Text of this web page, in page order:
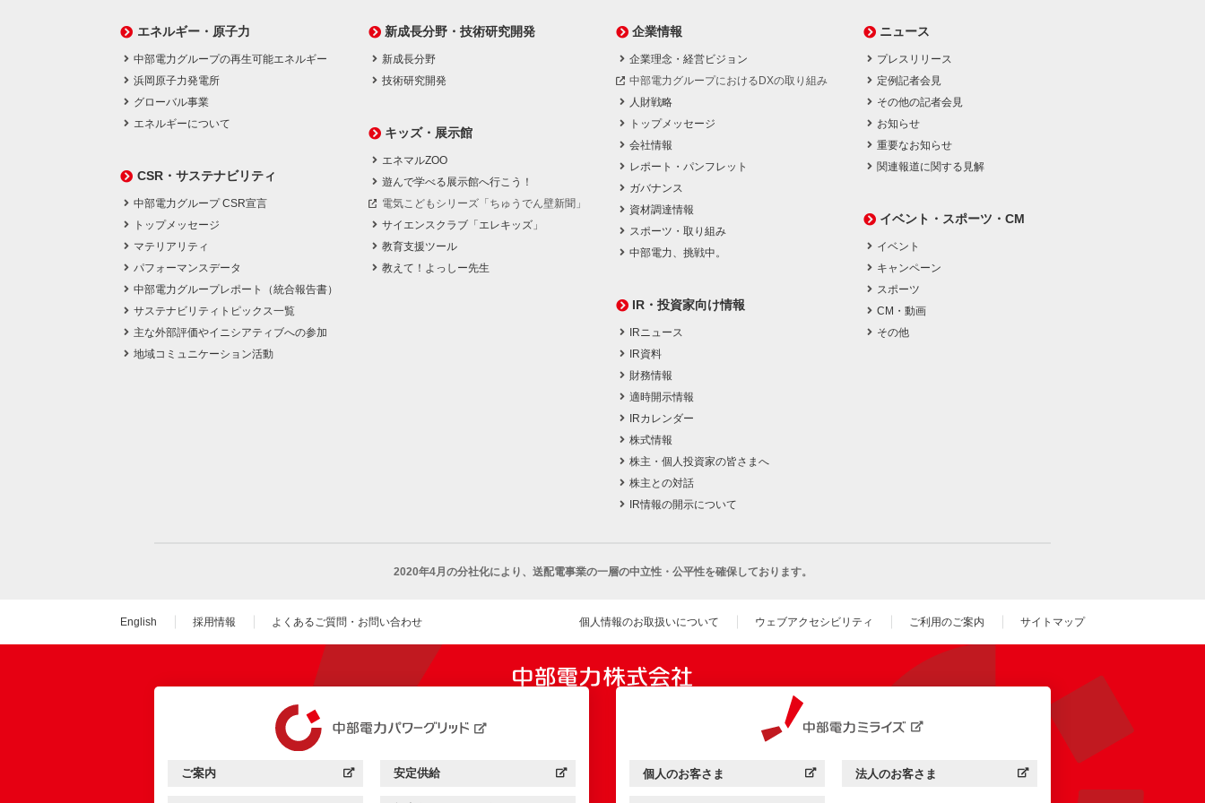
エネルギー・原子力
中部電力グループの再生可能エネルギー
浜岡原子力発電所
グローバル事業
エネルギーについて
CSR・サステナビリティ
中部電力グループ CSR宣言
トップメッセージ
マテリアリティ
パフォーマンスデータ
中部電力グループレポート（統合報告書）
サステナビリティトピックス一覧
主な外部評価やイニシアティブへの参加
地域コミュニケーション活動
新成長分野・技術研究開発
新成長分野
技術研究開発
キッズ・展示館
エネマルZOO
遊んで学べる展示館へ行こう！
電気こどもシリーズ「ちゅうでん壁新聞」
サイエンスクラブ「エレキッズ」
教育支援ツール
教えて！よっしー先生
企業情報
企業理念・経営ビジョン
中部電力グループにおけるDXの取り組み
人財戦略
トップメッセージ
会社情報
レポート・パンフレット
ガバナンス
資材調達情報
スポーツ・取り組み
中部電力、挑戦中。
IR・投資家向け情報
IRニュース
IR資料
財務情報
適時開示情報
IRカレンダー
株式情報
株主・個人投資家の皆さまへ
株主との対話
IR情報の開示について
ニュース
プレスリリース
定例記者会見
その他の記者会見
お知らせ
重要なお知らせ
関連報道に関する見解
イベント・スポーツ・CM
イベント
キャンペーン
スポーツ
CM・動画
その他
2020年4月の分社化により、 送配電事業の一層の中立性・公平性を確保しております。
English 採用情報 よくあるご質問・お問い合わせ 個人情報のお取扱いについて ウェブアクセシビリティ ご利用のご案内 サイトマップ
中部電力パワーグリッド：
ご案内
（新しいウィンドウを開きます） 中部電力パワーグリッド：
安定供給
（新しいウィンドウを開きます） 中部電力ミライズ：
個人のお客さま
（新しいウィンドウを開きます） 中部電力ミライズ：
法人のお客さま
（新しいウィンドウを開きます）